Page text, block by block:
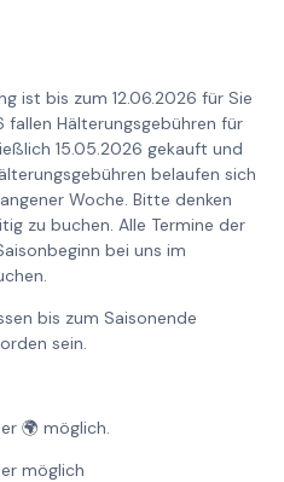
ist bis zum 12.06.2026 für Sie
fallen Hälterungsgebühren für
15.05.2026 gekauft und
belaufen sich
Woche. Bitte denken
zu buchen. Alle Termine der
bei uns im
bis zum Saisonende
sein.
🌍 möglich.
möglich